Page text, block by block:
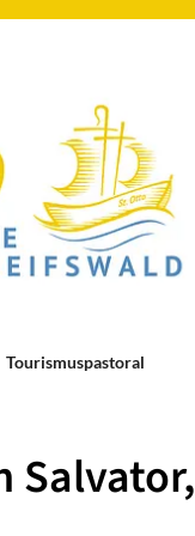
Tourismuspastoral
Salvator,